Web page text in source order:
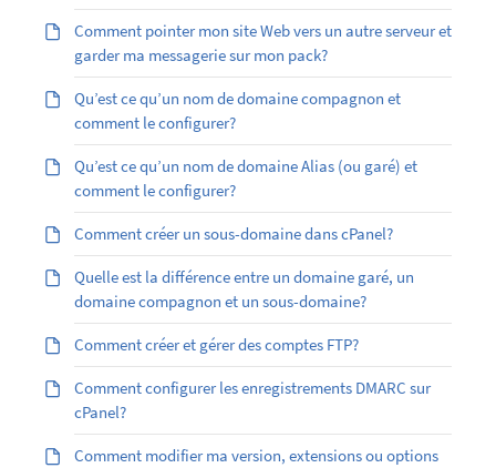
Comment pointer mon site Web vers un autre serveur et
garder ma messagerie sur mon pack?
Qu’est ce qu’un nom de domaine compagnon et
comment le configurer?
Qu’est ­ce qu’un nom de domaine Alias (ou garé) et
comment le configurer?
Comment créer un sous-domaine dans cPanel?
Quelle est la différence entre un domaine garé, un
domaine compagnon et un sous-domaine?
Comment créer et gérer des comptes FTP?
Comment configurer les enregistrements DMARC sur
cPanel?
Comment modifier ma version, extensions ou options